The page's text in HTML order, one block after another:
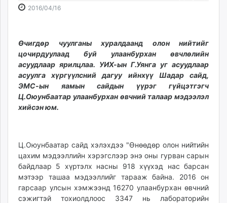
caak.mn
Baabar.mn
tovch.mn
ikon.mn
mnb.mn
Livetv.mn
Eguur.mn
eagle.mn
ergelt.mn
zarig.mn
today.mn
zuv.mn
2016/04/162016-
11:31:56
2026-
10:17:50
Өчигдөр чуулганы хуралдаанд олон нийтийг
цочирдуулаад буй улаанбурхан өвчлөлийн
асуудлаар ярилцлаа. УИХ-ын Г.Уянга уг асуудлаар
асуулга хүргүүлсний дагуу ийнхүү Шадар сайд,
ЭМС-ын яамын сайдын үүрэг гүйцэтгэгч
Ц.Оюунбаатар улаанбурхан өвчний талаар мэдээлэл
хийсэн юм.
Ц.Оюунбаатар сайд хэлэхдээ "Өнөөдөр олон нийтийн
цахим мэдээллийн хэрэгслээр энэ оны гурван сарын
байдлаар 5 хүртэлх насны 918 хүүхэд нас барсан
мэтээр ташаа мэдээллийг тарааж байна. 2016 он
гарсаар улсын хэмжээнд 16270 улаанбурхан өвчний
сэжигтэй тохиолдлоос 3347 нь лабораторийн